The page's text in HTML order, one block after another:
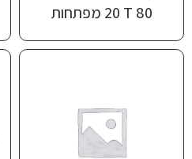
T 80‏ 20 מפתחות